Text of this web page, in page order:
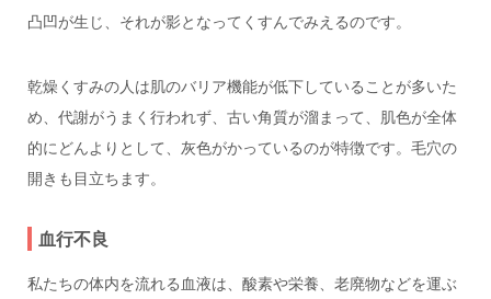
凸凹が生じ、それが影となってくすんでみえるのです。
乾燥くすみの人は肌のバリア機能が低下していることが多いた
め、代謝がうまく行われず、古い角質が溜まって、肌色が全体
的にどんよりとして、灰色がかっているのが特徴です。毛穴の
開きも目立ちます。
血行不良
私たちの体内を流れる血液は、酸素や栄養、老廃物などを運ぶ